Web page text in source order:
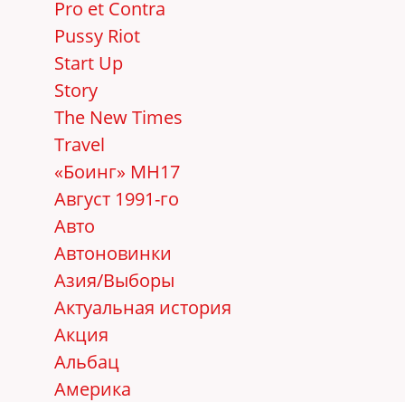
Pro et Contra
Pussy Riot
Start Up
Story
The New Times
Travel
«Боинг» MH17
Август 1991-го
Авто
Автоновинки
Азия/Выборы
Актуальная история
Акция
Альбац
Америка